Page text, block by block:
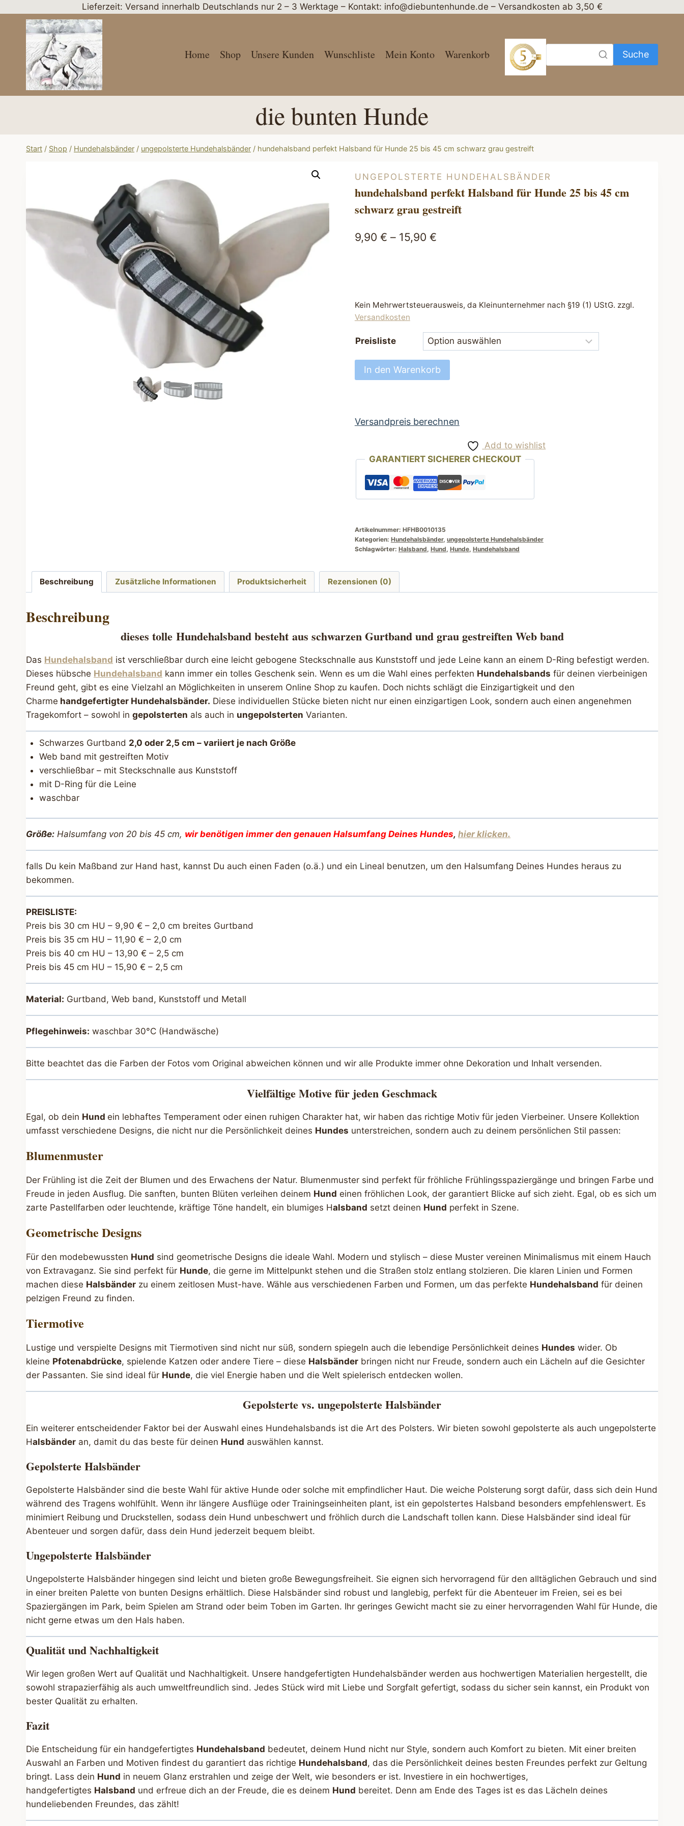
springen
Lieferzeit: Versand innerhalb Deutschlands nur 2 – 3 Werktage – Kontakt: info@diebuntenhunde.de – Versandkosten ab 3,50 €
Home Shop Unsere Kunden Wunschliste Mein Konto Warenkorb Suche
die bunten Hunde
Start / Shop / Hundehalsbänder / ungepolsterte Hundehalsbänder / hundehalsband perfekt Halsband für Hunde 25 bis 45 cm schwarz grau gestreift
UNGEPOLSTERTE HUNDEHALSBÄNDER
hundehalsband perfekt Halsband für Hunde 25 bis 45 cm
schwarz grau gestreift
9,90 € – 15,90 €
Kein Mehrwertsteuerausweis, da Kleinunternehmer nach §19 (1) UStG. zzgl.
Versandkosten
Preisliste
hundehalsband
perfekt
Hunde
45
cm
schwarz
Menge
In den Warenkorb
Versandpreis berechnen
Add to wishlist
GARANTIERT SICHERER CHECKOUT
Artikelnummer: HFHB0010135
Kategorien: Hundehalsbänder, ungepolsterte Hundehalsbänder
Schlagwörter: Halsband, Hund, Hunde, Hundehalsband
Beschreibung Zusätzliche Informationen Produktsicherheit Rezensionen (0)
Beschreibung
dieses tolle Hundehalsband besteht aus schwarzen Gurtband und grau gestreiften Web band
Das Hundehalsband ist verschließbar durch eine leicht gebogene Steckschnalle aus Kunststoff und jede Leine kann an einem D-Ring befestigt werden.
Dieses hübsche Hundehalsband kann immer ein tolles Geschenk sein. Wenn es um die Wahl eines perfekten Hundehalsbands für deinen vierbeinigen
Freund geht, gibt es eine Vielzahl an Möglichkeiten in unserem Online Shop zu kaufen. Doch nichts schlägt die Einzigartigkeit und den
Charme handgefertigter Hundehalsbänder. Diese individuellen Stücke bieten nicht nur einen einzigartigen Look, sondern auch einen angenehmen
Tragekomfort – sowohl ingepolsterten als auch in ungepolsterten Varianten.
Schwarzes Gurtband 2,0 oder 2,5 cm – variiert je nach Größe
Web band mit gestreiften Motiv
verschließbar – mit Steckschnalle aus Kunststoff
mit D-Ring für die Leine
waschbar
Größe: Halsumfang von 20 bis 45 cm, wir benötigen immer den genauen Halsumfang Deines Hundes,hier klicken.
falls Du kein Maßband zur Hand hast, kannst Du auch einen Faden (o.ä.) und ein Lineal benutzen, um den Halsumfang Deines Hundes heraus zu
bekommen.
PREISLISTE:
Preis bis 30 cm HU – 9,90 € – 2,0 cm breites Gurtband
Preis bis 35 cm HU – 11,90 € – 2,0 cm
Preis bis 40 cm HU – 13,90 € – 2,5 cm
Preis bis 45 cm HU – 15,90 € – 2,5 cm
Material: Gurtband, Web band, Kunststoff und Metall
Pflegehinweis: waschbar 30°C (Handwäsche)
Bitte beachtet das die Farben der Fotos vom Original abweichen können und wir alle Produkte immer ohne Dekoration und Inhalt versenden.
Vielfältige Motive für jeden Geschmack
Egal, ob dein Hundein lebhaftes Temperament oder einen ruhigen Charakter hat, wir haben das richtige Motiv für jeden Vierbeiner. Unsere Kollektion
umfasst verschiedene Designs, die nicht nur die Persönlichkeit deines Hundes unterstreichen, sondern auch zu deinem persönlichen Stil passen:
Blumenmuster
Der Frühling ist die Zeit der Blumen und des Erwachens der Natur. Blumenmuster sind perfekt für fröhliche Frühlingsspaziergänge und bringen Farbe und
Freude in jeden Ausflug. Die sanften, bunten Blüten verleihen deinem Hund einen fröhlichen Look, der garantiert Blicke auf sich zieht. Egal, ob es sich um
zarte Pastellfarben oder leuchtende, kräftige Töne handelt, ein blumiges Halsband setzt deinen Hund perfekt in Szene.
Geometrische Designs
Für den modebewussten Hund sind geometrische Designs die ideale Wahl. Modern und stylisch – diese Muster vereinen Minimalismus mit einem Hauch
von Extravaganz. Sie sind perfekt für Hunde, die gerne im Mittelpunkt stehen und die Straßen stolz entlang stolzieren. Die klaren Linien und Formen
machen diese Halsbänder zu einem zeitlosen Must-have. Wähle aus verschiedenen Farben und Formen, um das perfekte Hundehalsband für deinen
pelzigen Freund zu finden.
Tiermotive
Lustige und verspielte Designs mit Tiermotiven sind nicht nur süß, sondern spiegeln auch die lebendige Persönlichkeit deines Hundes wider. Ob
kleine Pfotenabdrücke, spielende Katzen oder andere Tiere – diese Halsbänder bringen nicht nur Freude, sondern auch ein Lächeln auf die Gesichter
der Passanten. Sie sind ideal für Hunde, die viel Energie haben und die Welt spielerisch entdecken wollen.
Gepolsterte vs. ungepolsterte Halsbänder
Ein weiterer entscheidender Faktor bei der Auswahl eines Hundehalsbands ist die Art des Polsters. Wir bieten sowohl gepolsterte als auch ungepolsterte
Halsbänder an, damit du das beste für deinen Hund auswählen kannst.
Gepolsterte Halsbänder
Gepolsterte Halsbänder sind die beste Wahl für aktive Hunde oder solche mit empfindlicher Haut. Die weiche Polsterung sorgt dafür, dass sich dein Hund
während des Tragens wohlfühlt. Wenn ihr längere Ausflüge oder Trainingseinheiten plant, ist ein gepolstertes Halsband besonders empfehlenswert. Es
minimiert Reibung und Druckstellen, sodass dein Hund unbeschwert und fröhlich durch die Landschaft tollen kann. Diese Halsbänder sind ideal für
Abenteuer und sorgen dafür, dass dein Hund jederzeit bequem bleibt.
Ungepolsterte Halsbänder
Ungepolsterte Halsbänder hingegen sind leicht und bieten große Bewegungsfreiheit. Sie eignen sich hervorragend für den alltäglichen Gebrauch und sind
in einer breiten Palette von bunten Designs erhältlich. Diese Halsbänder sind robust und langlebig, perfekt für die Abenteuer im Freien, sei es bei
Spaziergängen im Park, beim Spielen am Strand oder beim Toben im Garten. Ihr geringes Gewicht macht sie zu einer hervorragenden Wahl für Hunde, die
nicht gerne etwas um den Hals haben.
Qualität und Nachhaltigkeit
Wir legen großen Wert auf Qualität und Nachhaltigkeit. Unsere handgefertigten Hundehalsbänder werden aus hochwertigen Materialien hergestellt, die
sowohl strapazierfähig als auch umweltfreundlich sind. Jedes Stück wird mit Liebe und Sorgfalt gefertigt, sodass du sicher sein kannst, ein Produkt von
bester Qualität zu erhalten.
Fazit
Die Entscheidung für ein handgefertigtes Hundehalsband bedeutet, deinem Hund nicht nur Style, sondern auch Komfort zu bieten. Mit einer breiten
Auswahl an Farben und Motiven findest du garantiert das richtige Hundehalsband, das die Persönlichkeit deines besten Freundes perfekt zur Geltung
bringt. Lass dein Hund in neuem Glanz erstrahlen und zeige der Welt, wie besonders er ist. Investiere in ein hochwertiges,
handgefertigtes Halsband und erfreue dich an der Freude, die es deinem Hund bereitet. Denn am Ende des Tages ist es das Lächeln deines
hundeliebenden Freundes, das zählt!